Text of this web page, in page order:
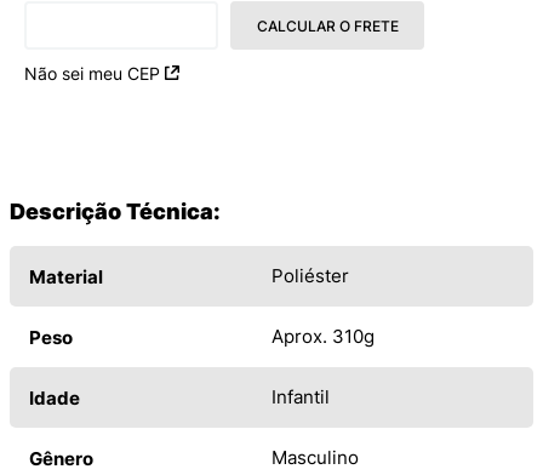
Não sei meu CEP
CALCULAR O FRETE
Descrição Técnica:
Material Poliéster
Peso Aprox. 310g
Idade Infantil
Gênero Masculino